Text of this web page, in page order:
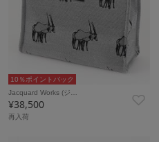
10％ポイントバック
Jacquard Works (ジ…
¥38,500
再入荷